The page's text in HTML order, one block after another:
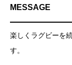
MESSAGE
楽しくラグビーを
す。